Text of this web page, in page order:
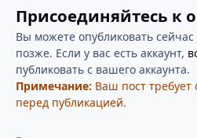
Присоединяйтесь к
Вы можете опубликовать сейчас
позже. Если у вас есть аккаунт,
публиковать с вашего аккаунта.
Примечание: Ваш пост требует
перед публикацией.